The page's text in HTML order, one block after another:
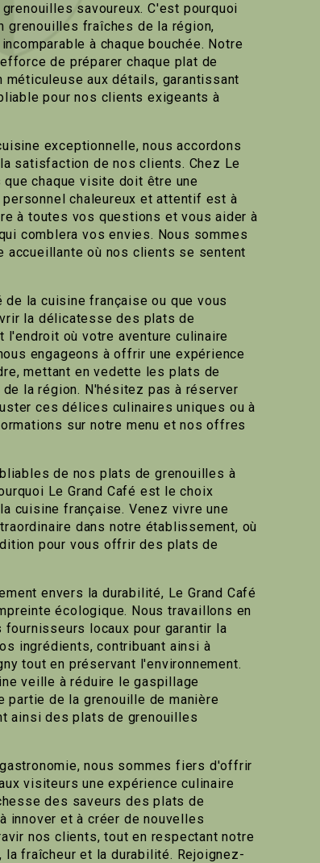
savoureux. C'est pourquoi
grenouilles fraîches de la région,
à chaque bouchée. Notre
de préparer chaque plat de
aux détails, garantissant
pour nos clients exigeants à
exceptionnelle, nous accordons
satisfaction de nos clients. Chez Le
que chaque visite doit être une
chaleureux et attentif est à
à toutes vos questions et vous aider à
comblera vos envies. Nous sommes
accueillante où nos clients se sentent
la cuisine française ou que vous
la délicatesse des plats de
l'endroit où votre aventure culinaire
engageons à offrir une expérience
mettant en vedette les plats de
la région. N'hésitez pas à réserver
ces délices culinaires uniques ou à
sur notre menu et nos offres
de nos plats de grenouilles à
Le Grand Café est le choix
cuisine française. Venez vivre une
dans notre établissement, où
pour vous offrir des plats de
envers la durabilité, Le Grand Café
écologique. Nous travaillons en
locaux pour garantir la
ingrédients, contribuant ainsi à
tout en préservant l'environnement.
veille à réduire le gaspillage
partie de la grenouille de manière
ainsi des plats de grenouilles
nous sommes fiers d'offrir
visiteurs une expérience culinaire
des saveurs des plats de
innover et à créer de nouvelles
nos clients, tout en respectant notre
la fraîcheur et la durabilité. Rejoignez-